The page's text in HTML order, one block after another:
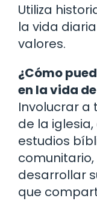
Utiliza
la vida
valores.
¿Cómo
en la vida
Involucrar a
de la
estudios
desarrollar
que